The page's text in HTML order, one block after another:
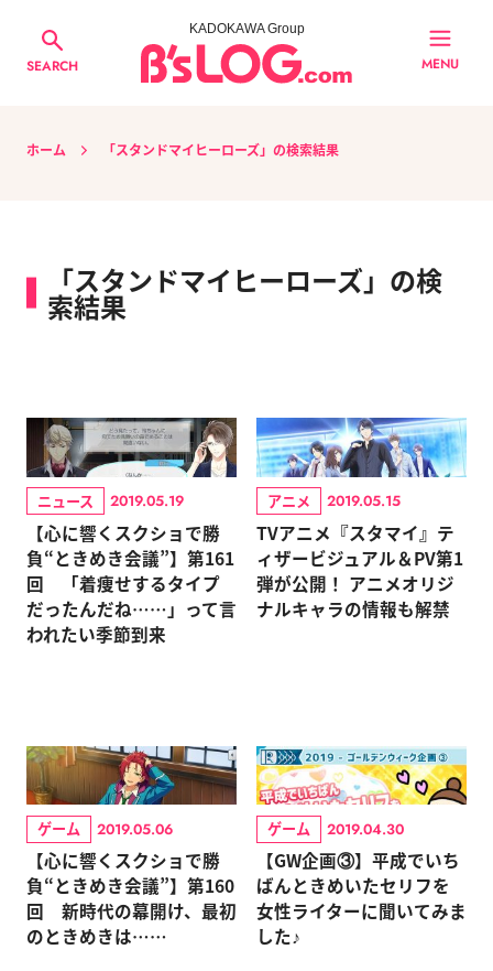
SEARCH
KADOKAWA Group
MENU
ホーム 「スタンドマイヒーローズ」の検索結果
「スタンドマイヒーローズ」の検
索結果
ニュース 2019.05.19
【心に響くスクショで勝
負“ときめき会議”】第161
回 「着痩せするタイプ
だったんだね……」って言
われたい季節到来
アニメ 2019.05.15
TVアニメ『スタマイ』テ
ィザービジュアル＆PV第1
弾が公開！ アニメオリジ
ナルキャラの情報も解禁
ゲーム 2019.05.06
【心に響くスクショで勝
負“ときめき会議”】第160
回 新時代の幕開け、最初
のときめきは……
ゲーム 2019.04.30
【GW企画③】平成でいち
ばんときめいたセリフを
女性ライターに聞いてみま
した♪